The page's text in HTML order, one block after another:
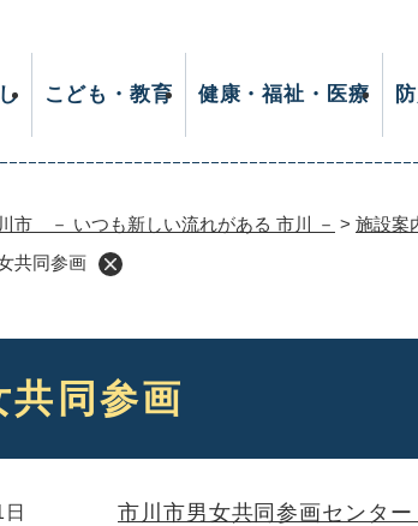
こども・教育 健康・福祉・医療
市 － いつも新しい流れがある 市川 － > 施設案
共同参画
共同参画
市川市男女共同参画センタ